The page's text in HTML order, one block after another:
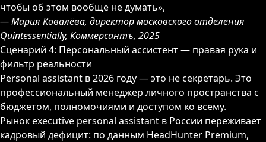
чтобы об этом вообще не думать»,
— Мария Ковалёва, директор московского отделения
Quintessentially, Коммерсантъ, 2025
Сценарий 4: Персональный ассистент — правая рука и
фильтр реальности
Personal assistant в 2026 году — это не секретарь. Это
профессиональный менеджер личного пространства с
бюджетом, полномочиями и доступом ко всему.
Рынок executive personal assistant в России переживает
кадровый дефицит: по данным HeadHunter Premium,